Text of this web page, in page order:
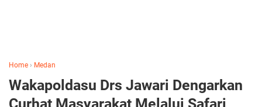
Home › Medan
Wakapoldasu Drs Jawari Dengarkan